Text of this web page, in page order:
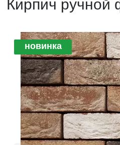
Кирпич ручной
новинка